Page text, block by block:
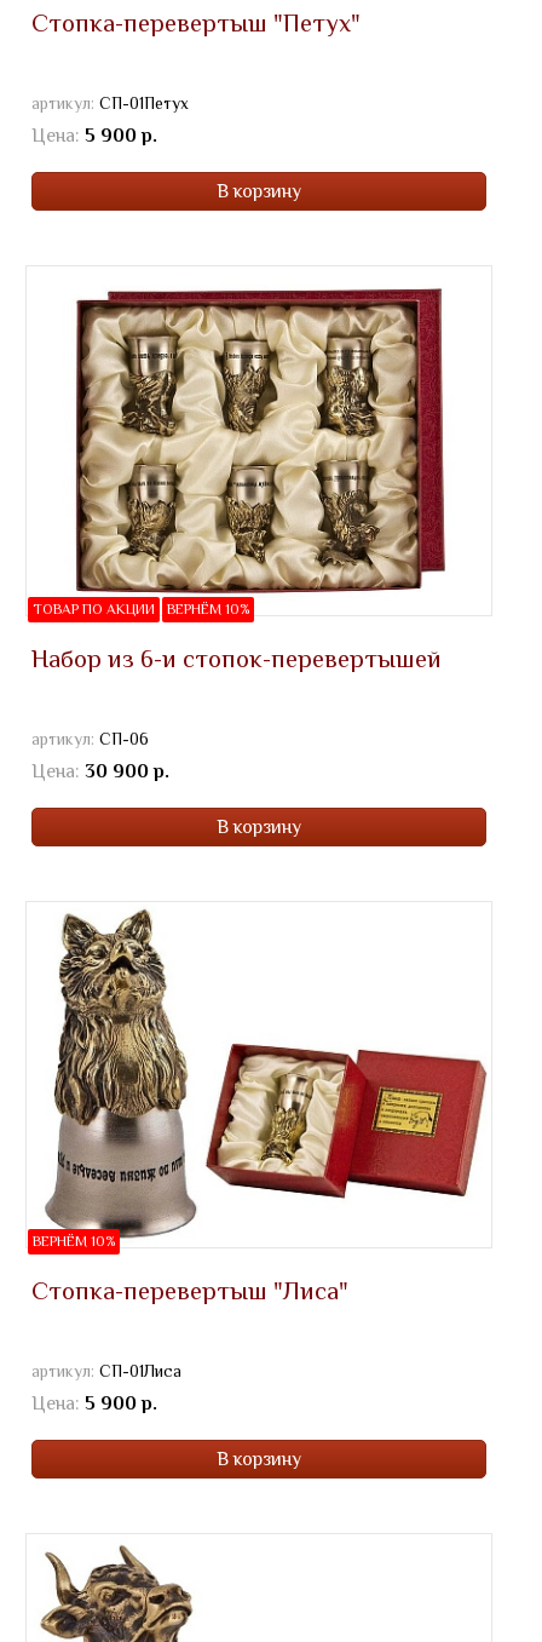
Стопка-перевертыш "Петух"
артикул: СП-01Петух
Цена: 5 900 р.
В корзину
ТОВАР ПО АКЦИИ ВЕРНЁМ 10%
Набор из 6-и стопок-перевертышей
артикул: СП-06
Цена: 30 900 р.
В корзину
ВЕРНЁМ 10%
Стопка-перевертыш "Лиса"
артикул: СП-01Лиса
Цена: 5 900 р.
В корзину